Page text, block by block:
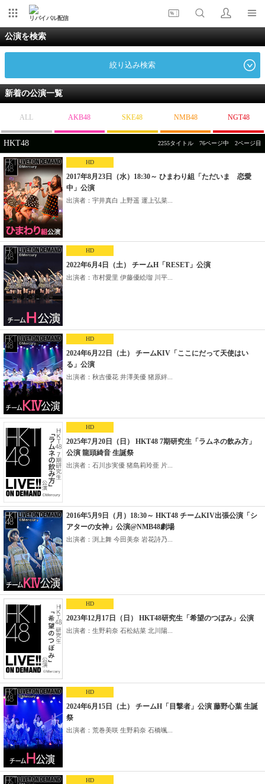
リバイバル配信
公演を検索
絞り込み検索
新着の公演一覧
ALL AKB48 SKE48 NMB48 NGT48
HKT48 2255タイトル 76ページ中 2ページ目
HD
2017年8月23日（水）18:30～ ひまわり組「ただいま 恋愛
中」公演
出演者：宇井真白 上野遥 運上弘菜...
HD
2022年6月4日（土） チームH「RESET」公演
出演者：市村愛里 伊藤優絵瑠 川平...
HD
2024年6月22日（土） チームKIV「ここにだって天使はい
る」公演
出演者：秋吉優花 井澤美優 猪原絆...
HD
2025年7月20日（日） HKT48 7期研究生「ラムネの飲み方」
公演 龍頭綺音 生誕祭
出演者：石川歩実優 猪島莉玲亜 片...
2016年5月9日（月）18:30～ HKT48 チームKIV出張公演「シ
アターの女神」公演@NMB48劇場
出演者：渕上舞 今田美奈 岩花詩乃...
HD
2023年12月17日（日） HKT48研究生「希望のつぼみ」公演
出演者：生野莉奈 石松結菜 北川陽...
HD
2024年6月15日（土） チームH「目撃者」公演 藤野心葉 生誕
祭
出演者：荒巻美咲 生野莉奈 石橋颯...
HD